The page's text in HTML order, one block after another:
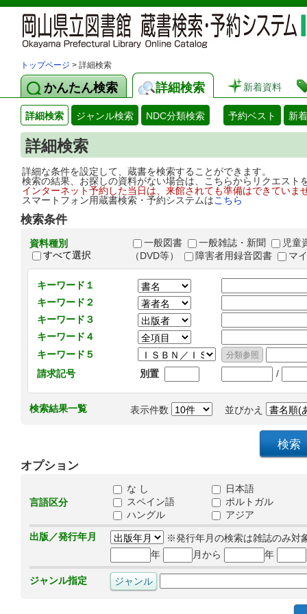
トップページ > 詳細検索
かんたん検索 詳細検索 新着資料
詳細検索 ジャンル検索 NDC分類検索 予約ベスト 新
詳細検索
詳細な条件を設定して、蔵書を検索することができます。
検索の結果、お探しの資料がない場合は、こちらからリクエス
インターネット予約した当日は、来館されても準備はできてい
スマートフォン用蔵書検索・予約システムはこちら
検索条件
資料種別
すべて選択
一般図書 一般雑誌・新聞
児童
（DVD等）
障害者用録音図書 マ
キーワード１
キーワード２
キーワード３
キーワード４
キーワード５
請求記号
別置 /
検索結果一覧 表示件数 並びかえ
オプション
言語区分
な し
日本語
スペイン語
ポルトガル
ハングル
アジア
出版／発行年月
※発行年月の検索は雑誌のみ対
年
月から 年
ジャンル指定